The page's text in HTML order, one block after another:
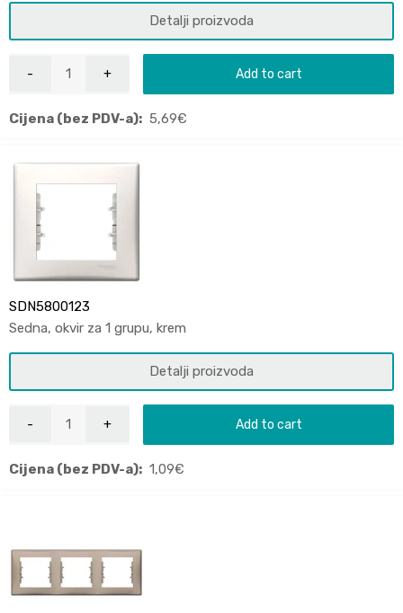
Detalji proizvoda
Add to cart
Cijena (bez PDV-a): 5,69€
SDN5800123
Sedna, okvir za 1 grupu, krem
Detalji proizvoda
Add to cart
Cijena (bez PDV-a): 1,09€